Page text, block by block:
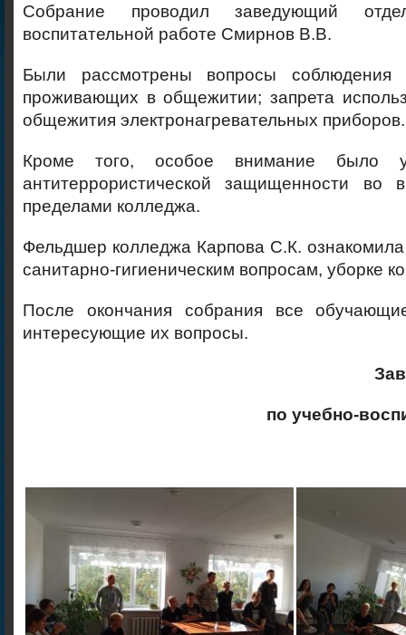
Собрание проводил заведующий
воспитательной работе Смирнов В.В.
Были рассмотрены вопросы соблюдения
проживающих в общежитии; запрета
общежития электронагревательных приборов.
Кроме того, особое внимание было
антитеррористической защищенности
пределами колледжа.
Фельдшер колледжа Карпова С.К.
санитарно-гигиеническим вопросам, уборке
После окончания собрания все
интересующие их вопросы.
по учебно-